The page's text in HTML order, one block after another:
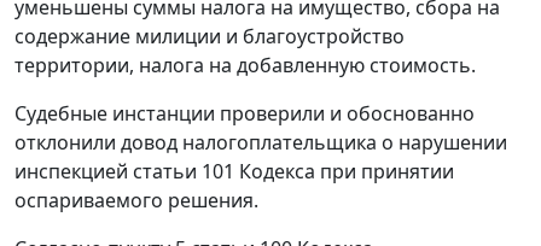
уменьшены суммы налога на имущество, сбора на
содержание милиции и благоустройство
территории, налога на добавленную стоимость.
Судебные инстанции проверили и обоснованно
отклонили довод налогоплательщика о нарушении
инспекцией статьи 101 Кодекса при принятии
оспариваемого решения.